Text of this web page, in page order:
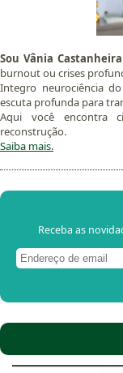
Sou Vânia Castanheira
burnout ou crises
Integro neurociência
escuta profunda para
Aqui você encontra
reconstrução.
Saiba mais.
Receba as
de
email